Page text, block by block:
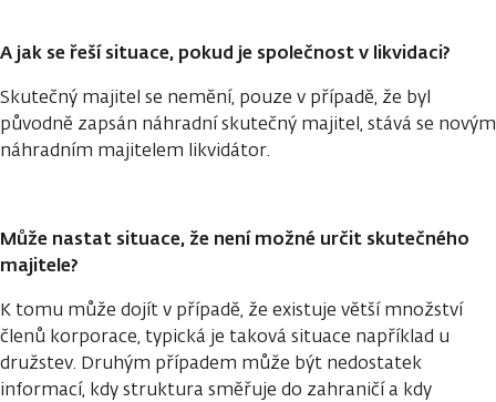
A jak se řeší situace, pokud je společnost v likvidaci?
Skutečný majitel se nemění, pouze v případě, že byl
původně zapsán náhradní skutečný majitel, stává se novým
náhradním majitelem likvidátor.
Může nastat situace, že není možné určit skutečného
majitele?
K tomu může dojít v případě, že existuje větší množství
členů korporace, typická je taková situace například u
družstev. Druhým případem může být nedostatek
informací, kdy struktura směřuje do zahraničí a kdy